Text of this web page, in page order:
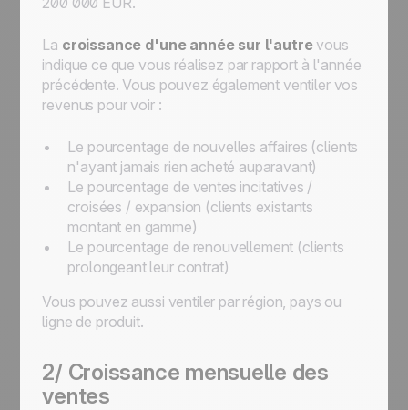
La croissance d'une année sur l'autrevous
indique ce que vous réalisez par rapport à l'année
précédente. Vous pouvez également ventiler vos
revenus pour voir :
Le pourcentage de nouvelles affaires (clients
n'ayant jamais rien acheté auparavant)
Le pourcentage de ventes incitatives /
croisées / expansion (clients existants
montant en gamme)
Le pourcentage de renouvellement (clients
prolongeant leur contrat)
Vous pouvez aussi ventiler par région, pays ou
ligne de produit.
2/ Croissance mensuelle des
ventes